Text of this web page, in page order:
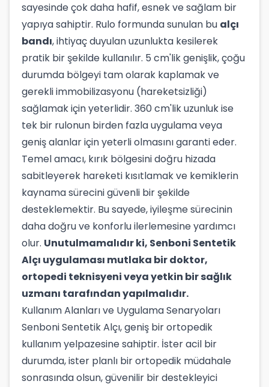
sayesinde çok daha hafif, esnek ve sağlam bir
yapıya sahiptir. Rulo formunda sunulan bu alçı
bandı, ihtiyaç duyulan uzunlukta kesilerek
pratik bir şekilde kullanılır. 5 cm'lik genişlik, çoğu
durumda bölgeyi tam olarak kaplamak ve
gerekli immobilizasyonu (hareketsizliği)
sağlamak için yeterlidir. 360 cm'lik uzunluk ise
tek bir rulonun birden fazla uygulama veya
geniş alanlar için yeterli olmasını garanti eder.
Temel amacı, kırık bölgesini doğru hizada
sabitleyerek hareketi kısıtlamak ve kemiklerin
kaynama sürecini güvenli bir şekilde
desteklemektir. Bu sayede, iyileşme sürecinin
daha doğru ve konforlu ilerlemesine yardımcı
olur. Unutulmamalıdır ki, Senboni Sentetik
Alçı uygulaması mutlaka bir doktor,
ortopedi teknisyeni veya yetkin bir sağlık
uzmanı tarafından yapılmalıdır.
Kullanım Alanları ve Uygulama Senaryoları
Senboni Sentetik Alçı, geniş bir ortopedik
kullanım yelpazesine sahiptir. İster acil bir
durumda, ister planlı bir ortopedik müdahale
sonrasında olsun, güvenilir bir destekleyici